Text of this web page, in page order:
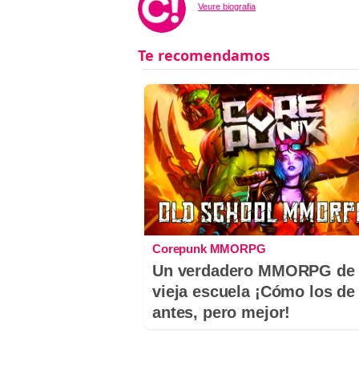
Veure biografia
Corepunk MMORPG
Un verdadero MMORPG de
vieja escuela ¡Cómo los de
antes, pero mejor!